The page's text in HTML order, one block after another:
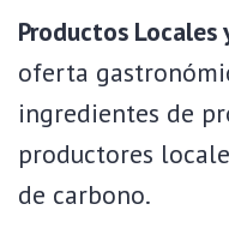
Productos Locales
oferta
ingredientes de
productores
de carbono.